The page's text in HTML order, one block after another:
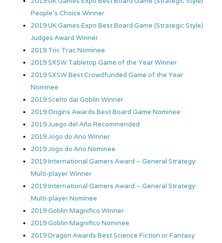
People’s Choice Winner
2019 UK Games Expo Best Board Game (Strategic Style)
Judges Award Winner
2019 Tric Trac Nominee
2019 SXSW Tabletop Game of the Year Winner
2019 SXSW Best Crowdfunded Game of the Year
Nominee
2019 Scelto dai Goblin Winner
2019 Origins Awards Best Board Game Nominee
2019 Juego del Año Recommended
2019 Jogo do Ano Winner
2019 Jogo do Ano Nominee
2019 International Gamers Award – General Strategy:
Multi-player Winner
2019 International Gamers Award – General Strategy:
Multi-player Nominee
2019 Goblin Magnifico Winner
2019 Goblin Magnifico Nominee
2019 Dragon Awards Best Science Fiction or Fantasy